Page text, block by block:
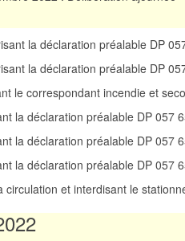
la déclaration préalable DP
la déclaration préalable DP
le correspondant incendie et
la déclaration préalable DP 057
la déclaration préalable DP 057
la déclaration préalable DP 057
circulation et interdisant le